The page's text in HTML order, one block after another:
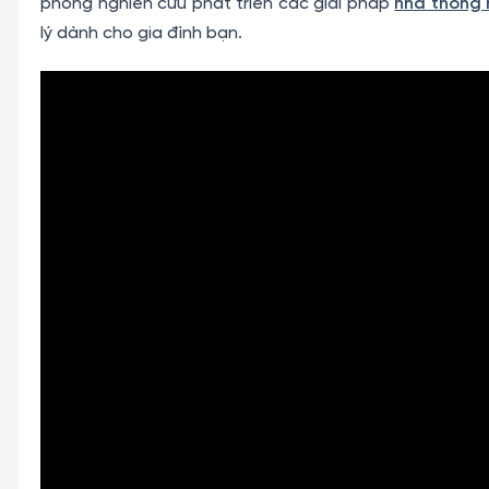
phong nghiên cứu phát triển các giải pháp nhà thông
lý dành cho gia đình bạn.